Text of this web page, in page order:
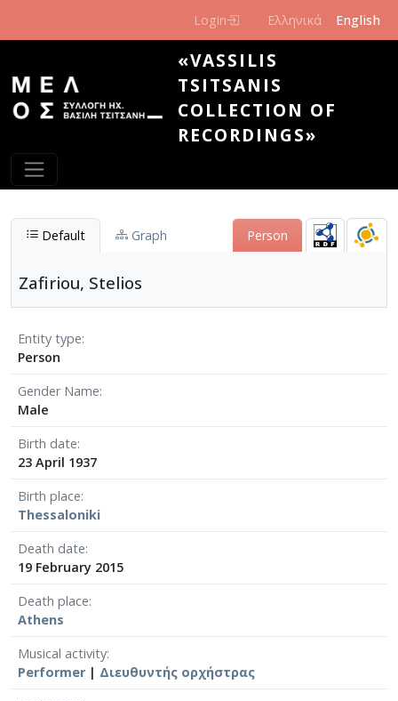
Login Ελληνικά English
«VASSILIS
TSITSANIS
COLLECTION OF
RECORDINGS»
Default Graph Person
Zafiriou, Stelios
Entity type
Person
Gender Name
Male
Birth date
23 April 1937
Birth place
Thessaloniki
Death date
19 February 2015
Death place
Athens
Musical activity
Performer | Διευθυντής ορχήστρας